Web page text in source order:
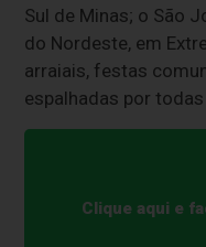
Sul de Minas; o São
do Nordeste, em
arraiais, festas
espalhadas por
Clique aqui e